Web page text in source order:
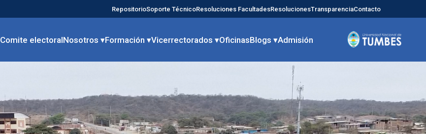
RepositorioSoporte TécnicoResoluciones FacultadesResolucionesTransparenciaContacto
Comite electoralNosotros ▾Formación ▾Vicerrectorados ▾OficinasBlogs ▾Admisión